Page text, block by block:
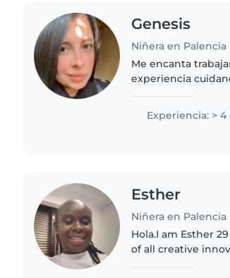
Genesis
Niñera en Palencia
Me encanta
experiencia
deseando cuidar de
Experiencia: > 4
Esther
Niñera en Palencia
Hola.I am Esther
of all creative